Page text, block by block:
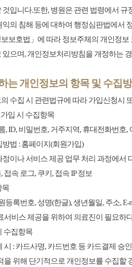
입니다.또한, 병원은 관련 법령에서
익의 침해 등에 대하여 행정심판법에서
보호법」에 따라 정보주체의 개인정
있으며, 개인정보처리방침을 개정하는
는 개인정보의 항목 및 수집
수집 시 관련법규에 따라 가입신청시
입 시 수집항목
ID, 비밀번호, 거주지역, 휴대전화번호,
법 : 홈페이지(회원가입)
이나 서비스 제공 업무 처리 과정에서
접속 로그, 쿠키, 접속 IP 정보
목
록번호, 성명(한글), 생년월일, 주소, E-
비스 제공을 위하여 의료진이 필요하
수집항목
: 카드사명, 카드번호 등 카드결제 승
을 위해 단기적으로 개인정보를 수집할